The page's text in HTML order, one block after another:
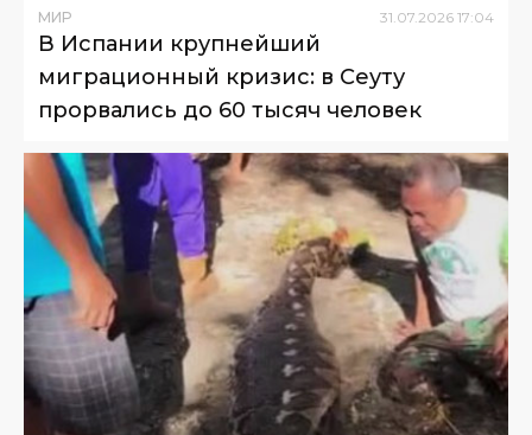
МИР 31 07 2026 17:04
В Испании крупнейший
миграционный кризис: в Сеуту
прорвались до 60 тысяч человек